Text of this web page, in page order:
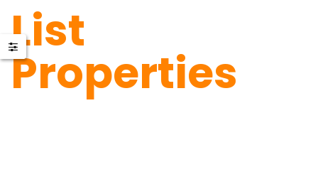
List
Properties